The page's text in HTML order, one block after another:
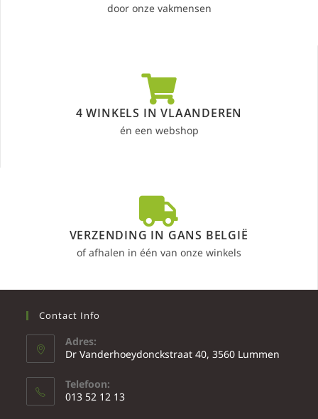
door onze vakmensen
4 WINKELS IN VLAANDEREN
én een webshop
VERZENDING IN GANS BELGIË
of afhalen in één van onze winkels
Contact Info
Adres:
Dr Vanderhoeydonckstraat 40, 3560 Lummen
Telefoon:
013 52 12 13